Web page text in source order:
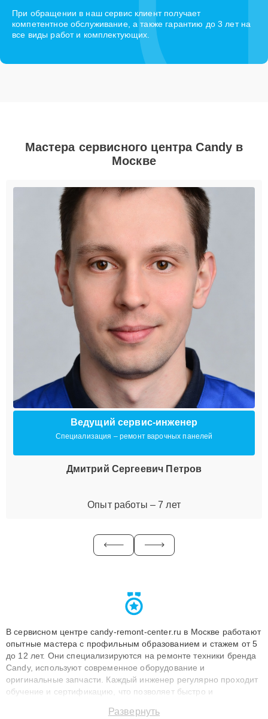
При обращении в наш сервис клиент получает
компетентное обслуживание, а также гарантию до 3 лет на
все виды работ и комплектующих.
Мастера сервисного центра Candy в
Москве
Ведущий сервис-инженер
Специализация – ремонт варочных панелей
Дмитрий Сергеевич Петров
Опыт работы – 7 лет
В сервисном центре candy-remont-center.ru в Москве работают
опытные мастера с профильным образованием и стажем от 5
до 12 лет. Они специализируются на ремонте техники бренда
Candy, используют современное оборудование и
оригинальные запчасти. Каждый инженер регулярно проходит
обучение и сертификацию, что позволяет быстро и
сохранением гарантии до 3 лет. Наши мастера решают
Развернуть